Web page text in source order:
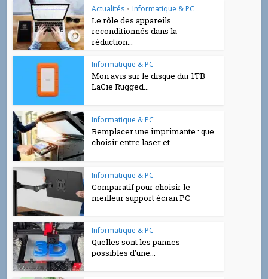
Actualités • Informatique & PC
Le rôle des appareils
reconditionnés dans la
réduction...
Informatique & PC
Mon avis sur le disque dur 1TB
LaCie Rugged...
Informatique & PC
Remplacer une imprimante : que
choisir entre laser et...
Informatique & PC
Comparatif pour choisir le
meilleur support écran PC
Informatique & PC
Quelles sont les pannes
possibles d’une...